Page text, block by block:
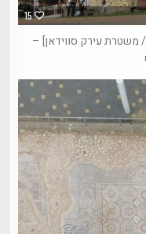
15
משטרת עירק סווידאן] –